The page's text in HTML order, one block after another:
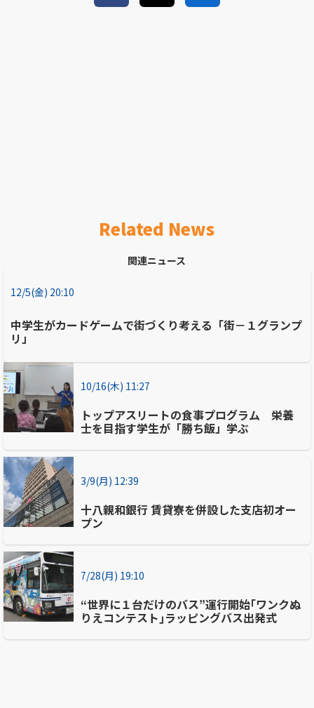
Related News
関連ニュース
12/5(金) 20:10
中学生がカードゲームで街づくり考える「街－１グランプ
リ」
10/16(木) 11:27
トップアスリートの食事プログラム 栄養
士を目指す学生が「勝ち飯」学ぶ
3/9(月) 12:39
十八親和銀行 賃貸寮を併設した支店初オー
プン
7/28(月) 19:10
“世界に１台だけのバス”運行開始｢ワンクぬ
りえコンテスト｣ラッピングバス出発式